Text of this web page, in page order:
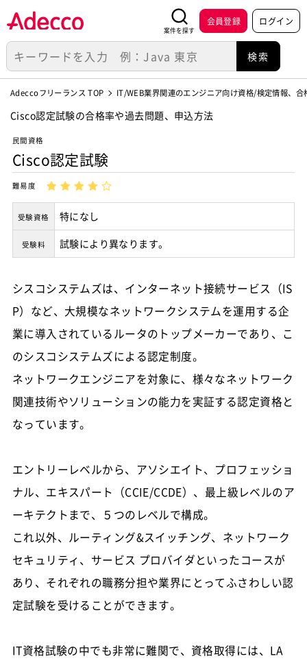
案件を探す
会員登録 ログイン
Adeccoフリーランス TOP IT/WEB業界関連のエンジニア向け資格/検定情報、合
Cisco認定試験の合格率や過去問題、申込方法
民間資格
Cisco認定試験
難易度
受験資格 特になし
受験料 試験により異なります。
シスコシステムズは、インターネット接続サービス（IS
P）など、大規模なネットワークシステムを運用する企
業に導入されているルータのトップメーカーであり、こ
のシスコシステムズによる認定制度。
ネットワークエンジニアを対象に、様々なネットワーク
関連技術やソリューションの能力を実証する認定資格と
なっています。
エントリーレベルから、アソシエイト、プロフェッショ
ナル、エキスパート（CCIE/CCDE）、最上級レベルのア
ーキテクトまで、５つのレベルで構成。
これ以外、ルーティング&スイッチング、ネットワーク
セキュリティ、サービス プロバイダといったコースが
あり、それぞれの職務分担や業界にとってふさわしい認
定試験を受けることができます。
IT資格試験の中でも非常に難関で、資格取得には、LA